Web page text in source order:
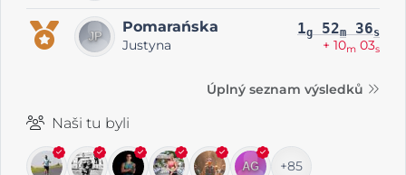
Pomarańska
Justyna
1g 52m 36s
+ 10m 03s
Úplný seznam výsledků
Naši tu byli
+85